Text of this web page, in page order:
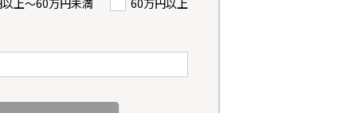
上〜60万円未満 60万円以上